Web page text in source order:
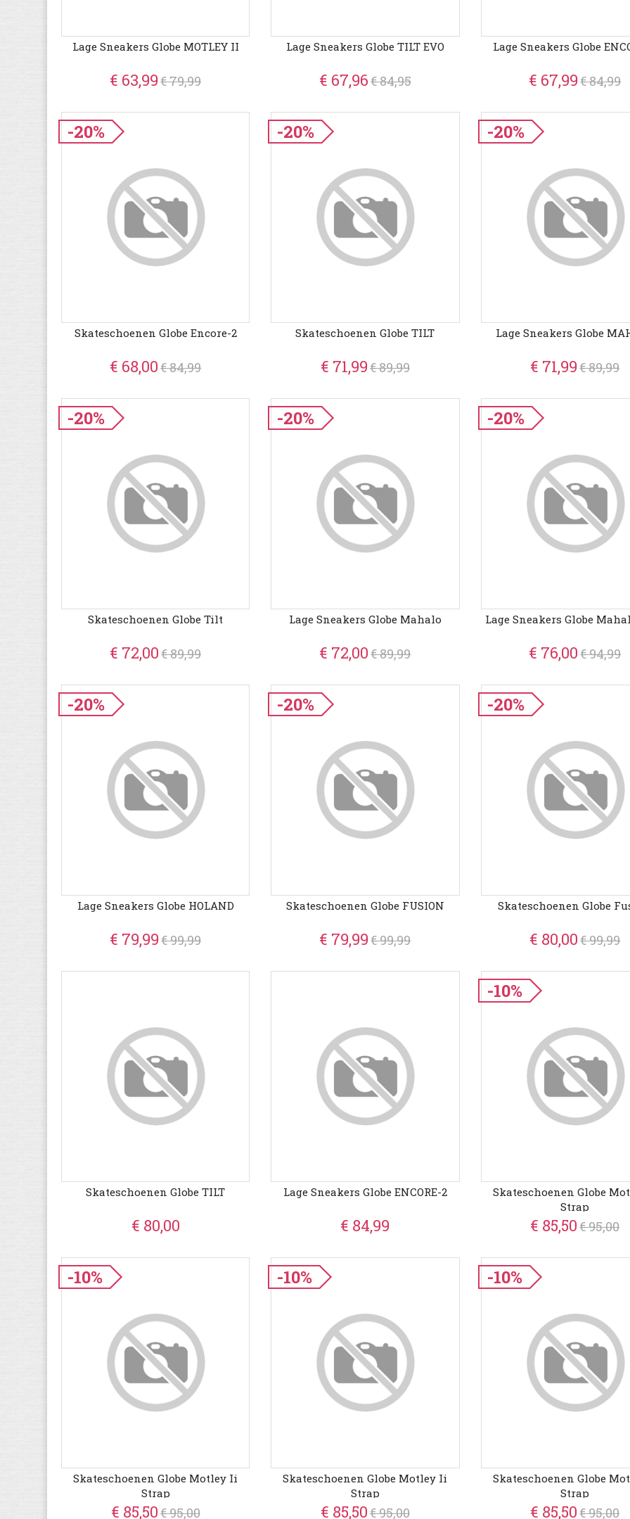
Lage Sneakers Globe MOTLEY II
€ 63,99€ 79,99
Lage Sneakers Globe TILT EVO
€ 67,96€ 84,95
Lage Sneakers Globe
€ 67,99€ 84,99
-20%
Skateschoenen Globe Encore-2
€ 68,00€ 84,99
-20%
Skateschoenen Globe TILT
€ 71,99€ 89,99
-20%
Lage Sneakers Globe
€ 71,99€ 89,99
-20%
Skateschoenen Globe Tilt
€ 72,00€ 89,99
-20%
Lage Sneakers Globe Mahalo
€ 72,00€ 89,99
-20%
Lage Sneakers Globe
€ 76,00€ 94,99
-20%
Lage Sneakers Globe HOLAND
€ 79,99€ 99,99
-20%
Skateschoenen Globe FUSION
€ 79,99€ 99,99
-20%
Skateschoenen Globe
€ 80,00€ 99,99
Skateschoenen Globe TILT
€ 80,00
Lage Sneakers Globe ENCORE-2
€ 84,99
-10%
Skateschoenen Globe
Strap
€ 85,50€ 95,00
-10%
Skateschoenen Globe Motley Ii
Strap
€ 85,50€ 95,00
-10%
Skateschoenen Globe Motley Ii
Strap
€ 85,50€ 95,00
-10%
Skateschoenen Globe
Strap
€ 85,50€ 95,00